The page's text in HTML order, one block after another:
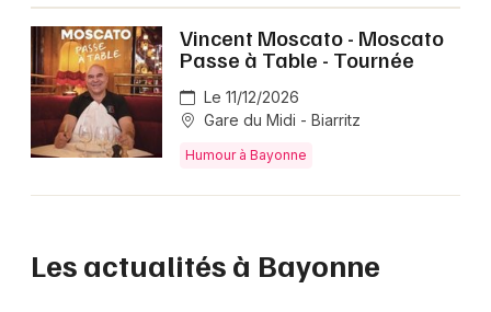
Vincent Moscato - Moscato
Passe à Table - Tournée
Le 11/12/2026
Gare du Midi - Biarritz
Humour à Bayonne
Les actualités à Bayonne